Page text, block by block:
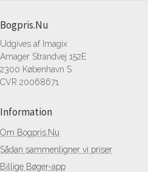
Bogpris.Nu
Udgives af Imagix
Amager Strandvej 152E
2300 København S
CVR 20068671
Information
Om Bogpris.Nu
Sådan sammenligner vi priser
Billige Bøger-app